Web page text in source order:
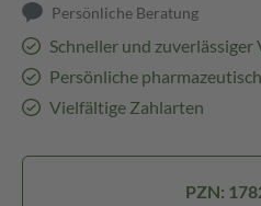
Persönliche Beratung
Schneller und zuverlässiger
Persönliche
Vielfältige Zahlarten
PZN: